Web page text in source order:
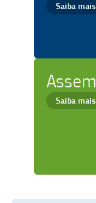
Saiba mais
Saiba mais